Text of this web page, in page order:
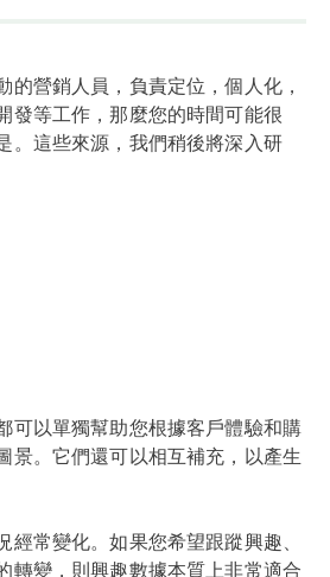
的營銷人員，負責定位，個人化，
發等工作，那麼您的時間可能很
。這些來源，我們稍後將深入研
可以單獨幫助您根據客戶體驗和購
景。它們還可以相互補充，以產生
常變化。如果您希望跟蹤興趣、
轉變，則興趣數據本質上非常適合